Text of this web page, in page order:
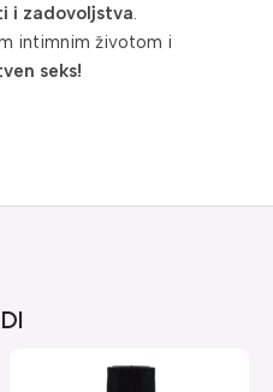
i zadovoljstva.
intimnim životom i
seks!